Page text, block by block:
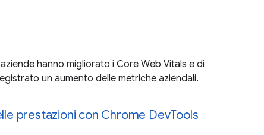
hanno migliorato i Core Web Vitals e di
un aumento delle metriche aziendali.
prestazioni con Chrome DevTools